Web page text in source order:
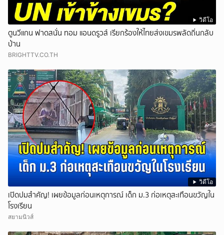
วิดีโอ
ตูนวีแกน ฟาดสนั่น ทอม แอนดรูวส์ เรียกร้องให้ไทยส่งเขมรพลัดถิ่นกลับ
บ้าน
BRIGHTTV.CO.TH
วิดีโอ
เปิดปมสำคัญ! เผยข้อมูลก่อนเหตุการณ์ เด็ก ม.3 ก่อเหตุสะเทือนขวัญใน
โรงเรียน
สยามนิวส์